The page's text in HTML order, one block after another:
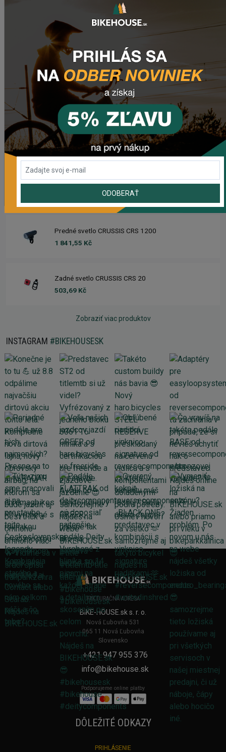
POSLEDNÉ PRIDANÉ PRODUKTY
Rebuild kit pedálov CHROMAG SYNTH
981,59 Kč
Náhradný gumový diel pre košík CRUSSIS YBC-01
72,48 Kč
Prehadzovačka SHIMANO TOURNEY RD-TY200 GS 6/7
SPEED BEZ HÁKU
Prehadzovačka SHIMANO ALTUS RD-M310 7/8SP
Predné svetlo CRUSSIS CRS 1200
1 841,55 Kč
Zadné svetlo CRUSSIS CRS 20
503,69 Kč
Zobraziť viac produktov
INSTAGRAM #BIKEHOUSESK
FAKTURAČNÁ ADRESA
BIKE-HOUSE.sk s. r. o.
Nová Ľubovňa 531
065 11 Nová Ľubovňa
Slovensko
+421 947 955 376
info@bikehouse.sk
Podporujeme online platby
DÔLEŽITÉ ODKAZY
PRIHLÁSENIE
ODOBERAŤ